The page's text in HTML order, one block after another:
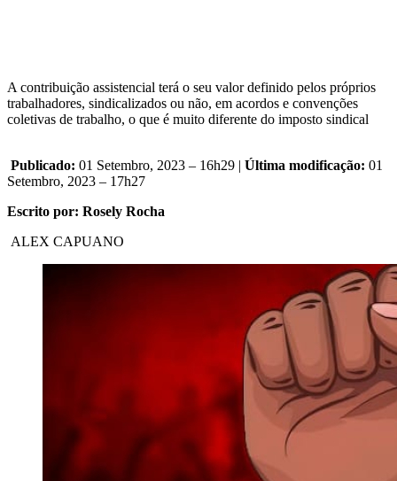
A contribuição assistencial terá o seu valor definido pelos próprios
trabalhadores, sindicalizados ou não, em acordos e convenções
coletivas de trabalho, o que é muito diferente do imposto sindical
Publicado: 01 Setembro, 2023 – 16h29 | Última modificação: 01
Setembro, 2023 – 17h27
Escrito por: Rosely Rocha
ALEX CAPUANO